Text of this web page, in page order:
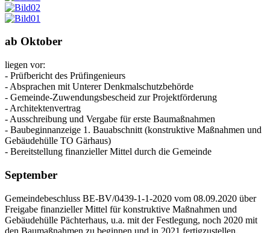
ab Oktober
liegen vor:
- Prüfbericht des Prüfingenieurs
- Absprachen mit Unterer Denkmalschutzbehörde
- Gemeinde-Zuwendungsbescheid zur Projektförderung
- Architektenvertrag
- Ausschreibung und Vergabe für erste Baumaßnahmen
- Baubeginnanzeige 1. Bauabschnitt (konstruktive Maßnahmen und
Gebäudehülle TO Gärhaus)
- Bereitstellung finanzieller Mittel durch die Gemeinde
September
Gemeindebeschluss BE-BV/0439-1-1-2020 vom 08.09.2020 über
Freigabe finanzieller Mittel für konstruktive Maßnahmen und
Gebäudehülle Pächterhaus, u.a. mit der Festlegung, noch 2020 mit
den Baumaßnahmen zu beginnen und in 2021 fertigzustellen.